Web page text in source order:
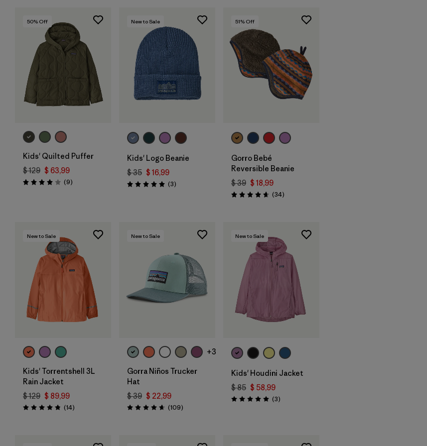
50% Off
Kids' Quilted Puffer
$ 129 $ 63,99
Valoración: 4.0 / 5
(9Comentarios
)
Agregar a la
New to Sale
Kids' Logo Beanie
$ 35 $ 16,99
Valoración: 5.0 / 5
(3Comentarios
)
51% Off
Gorro Bebé
Reversible Beanie
$ 39 $ 18,99
Valoración: 4.6 / 5
(34Comentarios
)
New to Sale
Kids' Torrentshell 3L
Rain Jacket
$ 129 $ 89,99
Valoración: 4.9 / 5
(14Comentarios
)
New to Sale
+3
Gorra Niños Trucker
Hat
$ 39 $ 22,99
Valoración: 4.7 / 5
(109Comentarios
)
New to Sale
Kids' Houdini Jacket
$ 85 $ 58,99
Valoración: 5.0 / 5
(3Comentarios
)